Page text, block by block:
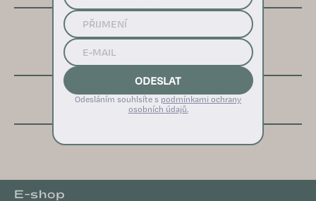
+420 722 366 848
Po-Pá 9:00-17:00
Online zákaznická podpora
E-shop
ODESLAT
Odesláním souhlsíte s podmínkami ochrany
osobních údajů.